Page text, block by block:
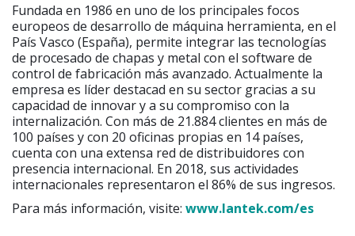
Fundada en 1986 en uno de los principales focos
europeos de desarrollo de máquina herramienta, en el
País Vasco (España), permite integrar las tecnologías
de procesado de chapas y metal con el software de
control de fabricación más avanzado. Actualmente la
empresa es líder destacad en su sector gracias a su
capacidad de innovar y a su compromiso con la
internalización. Con más de 21.884 clientes en más de
100 países y con 20 oficinas propias en 14 países,
cuenta con una extensa red de distribuidores con
presencia internacional. En 2018, sus actividades
internacionales representaron el 86% de sus ingresos.
Para más información, visite: www.lantek.com/es